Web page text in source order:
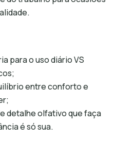
para o uso diário VS
entre conforto e
detalhe olfativo que faça
é só sua.